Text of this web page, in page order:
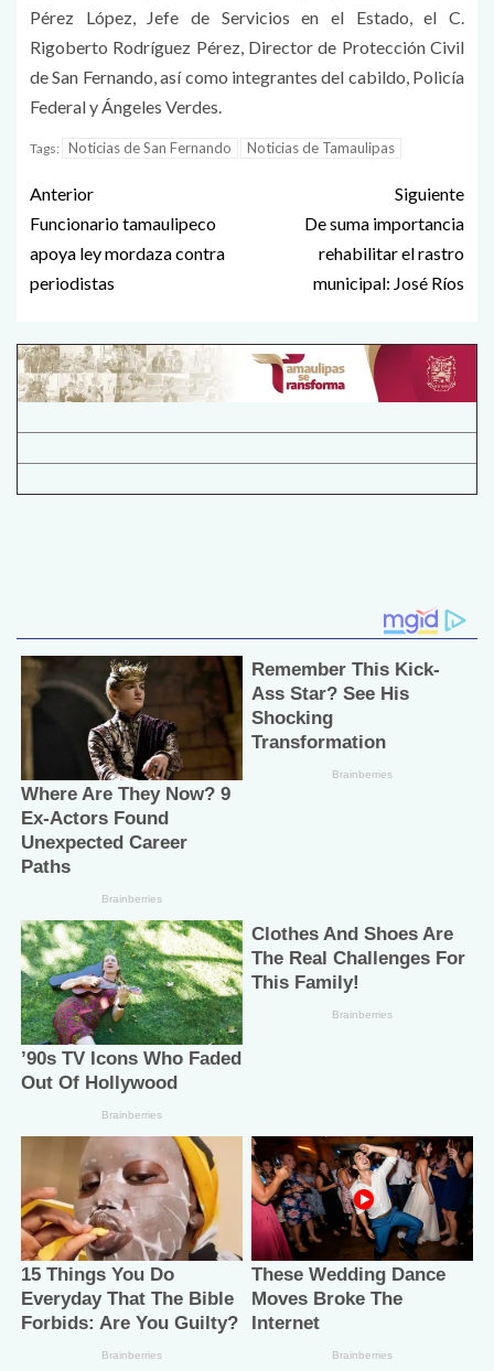
Pérez López, Jefe de Servicios en el Estado, el C.
Rigoberto Rodríguez Pérez, Director de Protección Civil
de San Fernando, así como integrantes del cabildo, Policía
Federal y Ángeles Verdes.
Tags: Noticias de San Fernando Noticias de Tamaulipas
Anterior
Funcionario tamaulipeco
apoya ley mordaza contra
periodistas
Siguiente
De suma importancia
rehabilitar el rastro
municipal: José Ríos